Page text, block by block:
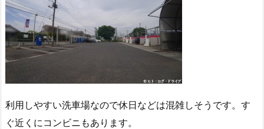
利用しやすい洗車場なので休日などは混雑しそうです。す
ぐ近くにコンビニもあります。